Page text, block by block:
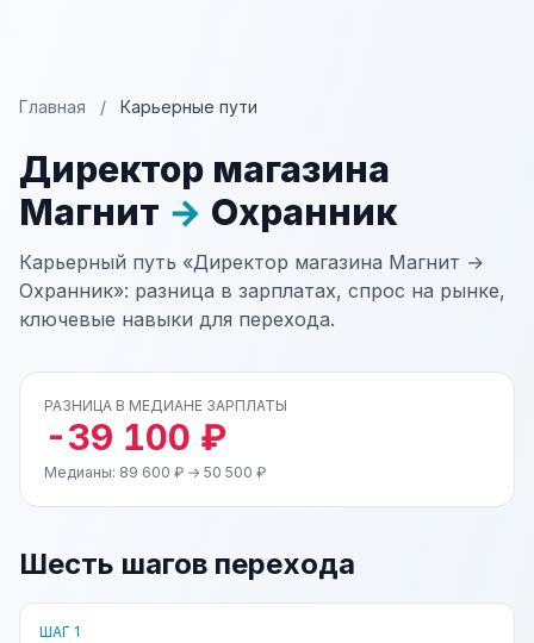
Главная / Карьерные пути
Директор магазина
Магнит → Охранник
Карьерный путь «Директор магазина Магнит →
Охранник»: разница в зарплатах, спрос на рынке,
ключевые навыки для перехода.
РАЗНИЦА В МЕДИАНЕ ЗАРПЛАТЫ
-39 100 ₽
Медианы: 89 600 ₽ → 50 500 ₽
Шесть шагов перехода
ШАГ 1